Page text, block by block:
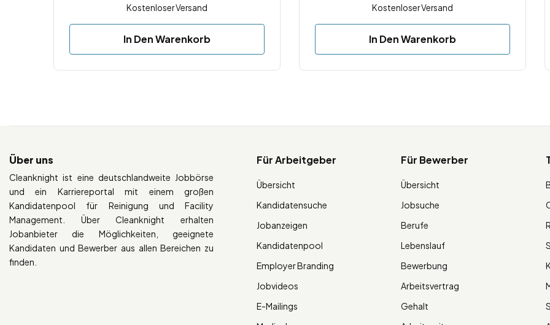
Kostenloser Versand
In Den Warenkorb
Kostenloser Versand
In Den Warenkorb
Über uns
Cleanknight ist eine deutschlandweite Jobbörse
und ein Karriereportal mit einem großen
Kandidatenpool für Reinigung und Facility
Management. Über Cleanknight erhalten
Jobanbieter die Möglichkeiten, geeignete
Kandidaten und Bewerber aus allen Bereichen zu
finden.
Für Arbeitgeber
Übersicht
Kandidatensuche
Jobanzeigen
Kandidatenpool
Employer Branding
Jobvideos
E-Mailings
Für Bewerber
Übersicht
Jobsuche
Berufe
Lebenslauf
Bewerbung
Arbeitsvertrag
Gehalt